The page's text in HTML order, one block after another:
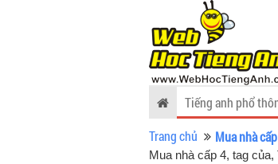
Tiếng anh phổ
Trang chủ
Mua nhà
Mua nhà cấp 4, tag của,